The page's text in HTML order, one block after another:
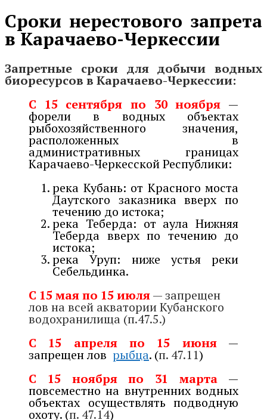
Сроки нерестового запрета
в Карачаево-Черкессии
Запретные сроки для добычи водных
биоресурсов в Карачаево-Черкессии:
С 15 сентября по 30 ноября —
форели в водных объектах
рыбохозяйственного значения,
расположенных в
административных границах
Карачаево-Черкесской Республики:
река Кубань: от Красного моста
Даутского заказника вверх по
течению до истока;
река Теберда: от аула Нижняя
Теберда вверх по течению до
истока;
река Уруп: ниже устья реки
Себельдинка.
С 15 мая по 15 июля— запрещен
лов на всей акватории Кубанского
водохранилища (п.47.5.)
С 15 апреля по 15 июня—
запрещен лов рыбца. (п. 47.11)
С 15 ноября по 31 марта —
повсеместно на внутренних водных
объектах осуществлять подводную
охоту. (п. 47.14)